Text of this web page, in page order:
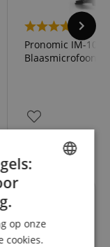
Pronomic IM-10
Blaasmicrofoon
op onze
cookies.